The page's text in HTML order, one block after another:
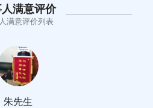
满意评价
满意评价列表
朱先生